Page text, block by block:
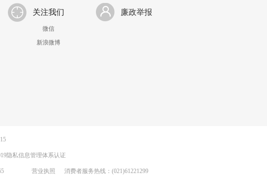
关注我们
微信
新浪微博
廉政举报
隐私信息管理体系认证
营业执照 消费者服务热线：(021)61221299